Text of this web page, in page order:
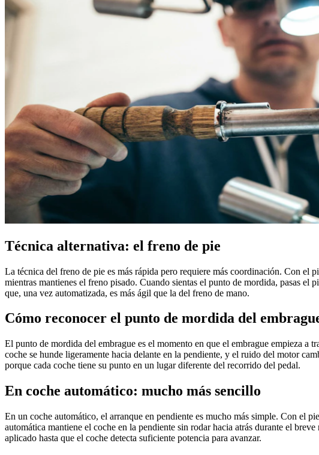
Técnica alternativa: el freno de pie
La técnica del freno de pie es más rápida pero requiere más coordinación. Con el
mientras mantienes el freno pisado. Cuando sientas el punto de mordida, pasas el
que, una vez automatizada, es más ágil que la del freno de mano.
Cómo reconocer el punto de mordida del
El punto de mordida del embrague es el momento en que el embrague empieza
coche se hunde ligeramente hacia delante en la pendiente, y el ruido del motor
porque cada coche tiene su punto en un lugar diferente del recorrido del pedal.
En coche automático: mucho más sencillo
En un coche automático, el arranque en pendiente es mucho más simple. Con el
automática mantiene el coche en la pendiente sin rodar hacia atrás durante el
aplicado hasta que el coche detecta suficiente potencia para avanzar.